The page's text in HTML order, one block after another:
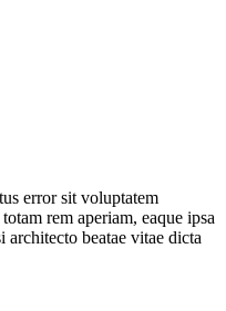
error sit voluptatem
rem aperiam, eaque ipsa
beatae vitae dicta